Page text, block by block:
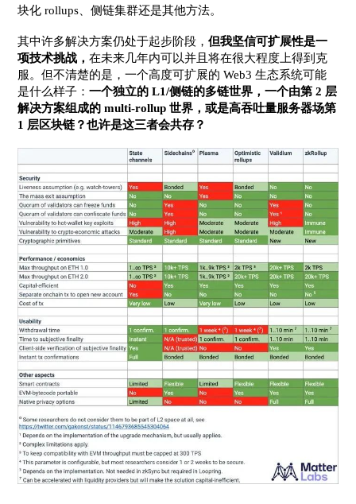
块化 rollups、侧链集群还是其他方法。
其中许多解决方案仍处于起步阶段，但我坚信可扩展性是一
项技术挑战，在未来几年内可以并且将在很大程度上得到克
服。但不清楚的是，一个高度可扩展的 Web3 生态系统可能
是什么样子：一个独立的 L1/侧链的多链世界，一个由第 2 层
解决方案组成的 multi-rollup 世界，或是高吞吐量服务器场第
1 层区块链？也许是这三者会共存？